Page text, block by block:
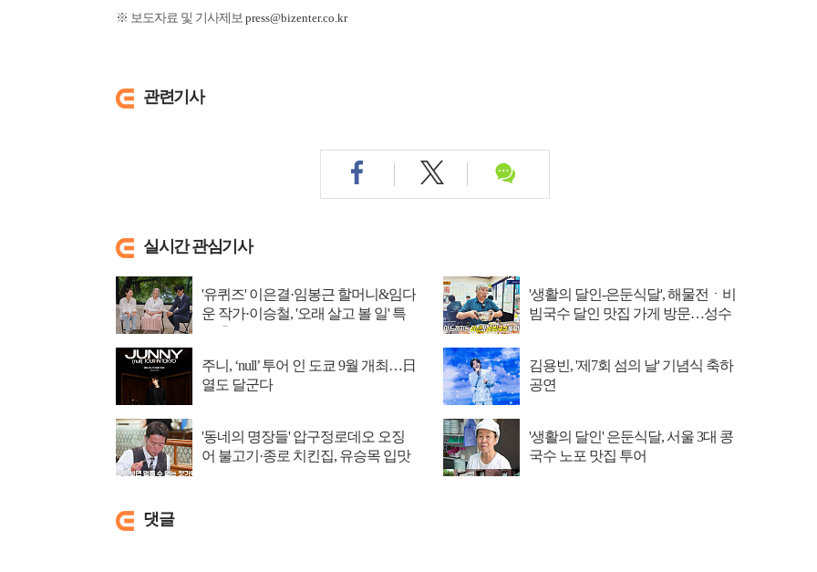
※ 보도자료 및 기사제보 press@bizenter.co.kr
관련기사
실시간 관심기사
'유퀴즈' 이은결·임봉근 할머니&임다
운 작가·이승철, '오래 살고 볼 일' 특
'생활의 달인-은둔식달', 해물전ㆍ비
빔국수 달인 맛집 가게 방문…성수
주니, ‘null’ 투어 인 도쿄 9월 개최…日
열도 달군다
김용빈, '제7회 섬의 날' 기념식 축하
공연
'동네의 명장들' 압구정로데오 오징
어 불고기·종로 치킨집, 유승목 입맛
'생활의 달인' 은둔식달, 서울 3대 콩
국수 노포 맛집 투어
댓글